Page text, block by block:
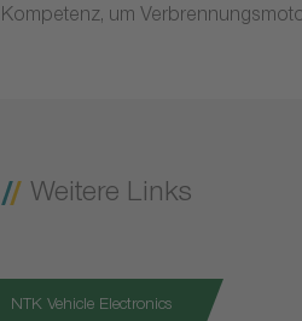
Kompetenz, um
Weitere Links
NTK Vehicle Electronics